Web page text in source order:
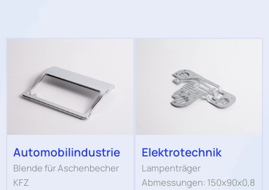
Automobilindustrie
Blende für Aschenbecher
KFZ
Elektrotechnik
Lampenträger
Abmessungen: 150x90x0,8